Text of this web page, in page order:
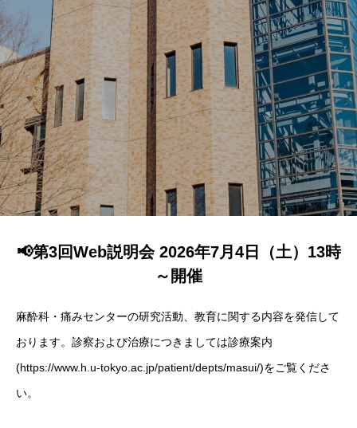
📢第3回Web説明会 2026年7月4日（土）13時
～開催
麻酔科・痛みセンターの研究活動、教育に関する内容を発信して
おります。診察および治療につきましては診療案内
(https://www.h.u-tokyo.ac.jp/patient/depts/masui/)をご覧くださ
い。